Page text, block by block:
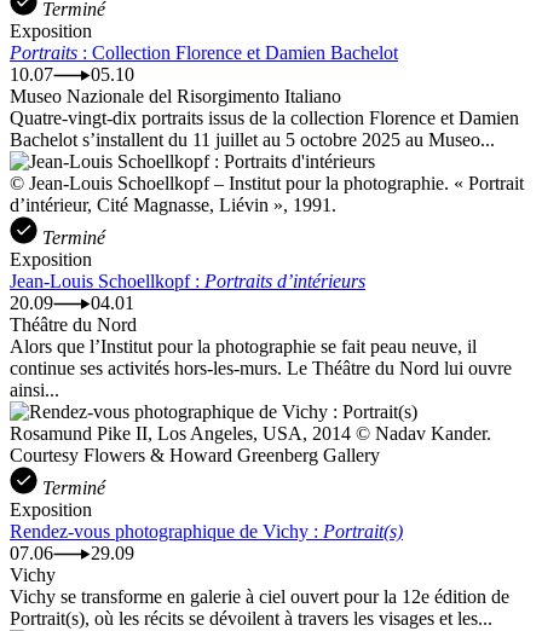
Terminé
Exposition
Portraits : Collection Florence et Damien Bachelot
10.07
05.10
Museo Nazionale del Risorgimento Italiano
Quatre-vingt-dix portraits issus de la collection Florence et Damien
Bachelot s’installent du 11 juillet au 5 octobre 2025 au Museo...
© Jean-Louis Schoellkopf – Institut pour la photographie. « Portrait
d’intérieur, Cité Magnasse, Liévin », 1991.
Terminé
Exposition
Jean-Louis Schoellkopf : Portraits d’intérieurs
20.09
04.01
Théâtre du Nord
Alors que l’Institut pour la photographie se fait peau neuve, il
continue ses activités hors-les-murs. Le Théâtre du Nord lui ouvre
ainsi...
Rosamund Pike II, Los Angeles, USA, 2014 © Nadav Kander.
Courtesy Flowers & Howard Greenberg Gallery
Terminé
Exposition
Rendez-vous photographique de Vichy : Portrait(s)
07.06
29.09
Vichy
Vichy se transforme en galerie à ciel ouvert pour la 12e édition de
Portrait(s), où les récits se dévoilent à travers les visages et les...